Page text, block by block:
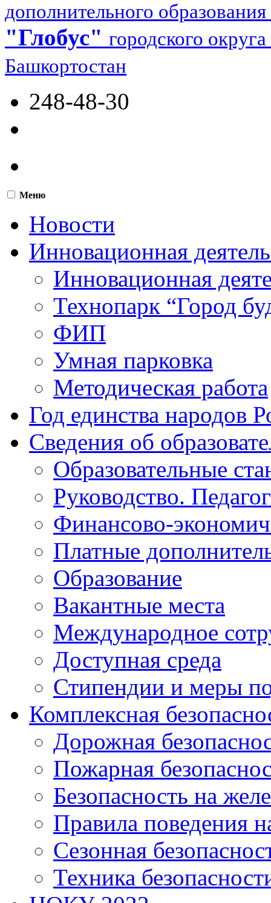
дополнительного образования
"Глобус" городского
Башкортостан
248-48-30
Меню
Новости
Инновационная
Инновационная
Технопарк “Город
ФИП
Умная парковка
Методическая работа
Год единства народов
Сведения об
Образовательные
Руководство.
Финансово-
Платные
Образование
Вакантные места
Международное
Доступная среда
Стипендии и меры
Комплексная
Дорожная
Пожарная
Безопасность на
Правила поведения
Сезонная
Техника